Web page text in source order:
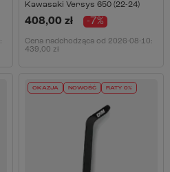
:
Kawasaki Versys 650 (22-24)
408,00 zł -7%
Cena nadchodząca od 2026-08-10:
439,00 zł
OKAZJA NOWOŚĆ RATY 0%